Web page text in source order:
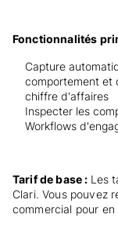
Fonctionnalités
Capture
comportement et
chiffre d'affaires
Inspecter les
Workflows
Tarif de base : Les
Clari. Vous pouvez
commercial pour en